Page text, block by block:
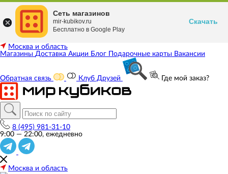
Москва и область
Магазины Доставка Акции Блог Подарочные карты Вакансии
Обратная связь Клуб Друзей Где мой заказ?
8 (495) 981-31-10
9:00 — 22:00, ежедневно
Москва и область
Сеть магазинов
mir-kubikov.ru
Бесплатно в Google Play
Скачать